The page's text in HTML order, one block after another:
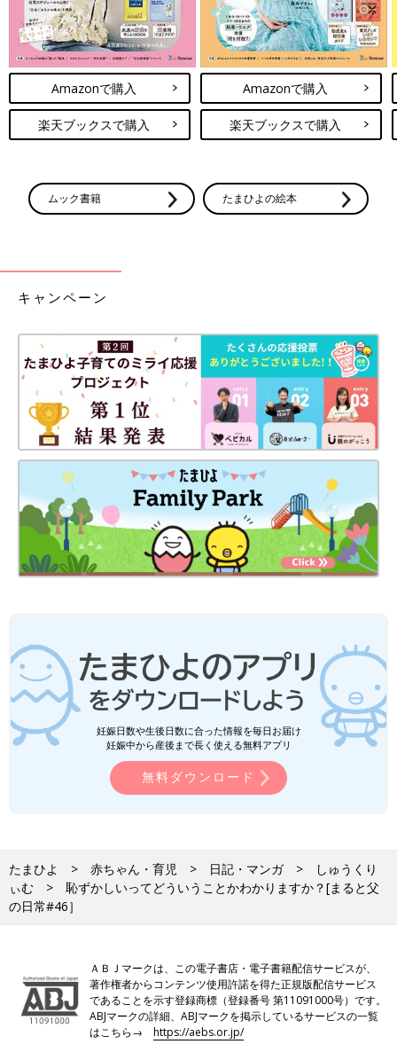
Amazonで購入
楽天ブックスで購入
Amazonで購入
楽天ブックスで購入
ムック書籍 たまひよの絵本
キャンペーン
妊娠日数や生後日数に合った情報を毎日お届け
妊娠中から産後まで長く使える無料アプリ
無料ダウンロード
たまひよ 赤ちゃん・育児 日記・マンガ
しゅうくり
ぃむ
恥ずかしいってどういうことかわかりますか？[まると父
の日常#46］
ＡＢＪマークは、この電子書店・電子書籍配信サービスが、
著作権者からコンテンツ使用許諾を得た正規版配信サービス
であることを示す登録商標（登録番号 第11091000号）です。
ABJマークの詳細、ABJマークを掲示しているサービスの一覧
はこちら→https://aebs.or.jp/